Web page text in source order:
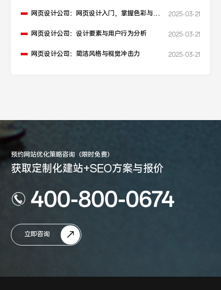
网页设计公司：网页设计入门，掌握色彩与布
2025-03-21
网页设计公司：设计要素与用户行为分析 2025-03-21
网页设计公司：简洁风格与视觉冲击力 2025-03-21
预约网站优化策略咨询（限时免费）
获取定制化建站+SEO方案与报价
400-800-0674
立即咨询